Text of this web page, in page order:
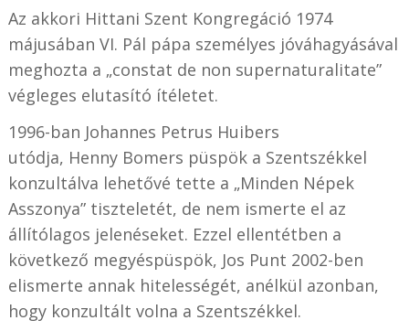
Az akkori Hittani Szent Kongregáció 1974
májusában VI. Pál pápa személyes jóváhagyásával
meghozta a „constat de non supernaturalitate”
végleges elutasító ítéletet.
1996-ban Johannes Petrus Huibers
utódja, Henny Bomers püspök a Szentszékkel
konzultálva lehetővé tette a „Minden Népek
Asszonya” tiszteletét, de nem ismerte el az
állítólagos jelenéseket. Ezzel ellentétben a
következő megyéspüspök, Jos Punt 2002-ben
elismerte annak hitelességét, anélkül azonban,
hogy konzultált volna a Szentszékkel.